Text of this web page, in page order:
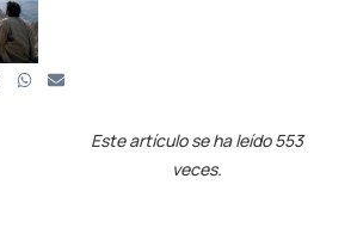
Este artículo se ha leído 553
veces.